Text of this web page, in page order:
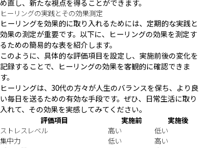
め直し、新たな視点を得ることができます。
ヒーリングの実践とその効果測定
ヒーリングを効果的に取り入れるためには、定期的な実践と
効果の測定が重要です。以下に、ヒーリングの効果を測定す
るための簡易的な表を紹介します。
このように、具体的な評価項目を設定し、実施前後の変化を
記録することで、ヒーリングの効果を客観的に確認できま
す。
ヒーリングは、30代の方々が人生のバランスを保ち、より良
い毎日を送るための有効な手段です。ぜひ、日常生活に取り
入れて、その効果を実感してみてください。
評価項目
実施前
実施後
ストレスレベル
高い
低い
集中力
低い
高い